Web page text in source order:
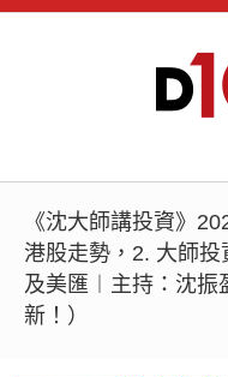
《沈大師講投資》
港股走勢，2. 大師
及美匯︱主持：沈振
新！）